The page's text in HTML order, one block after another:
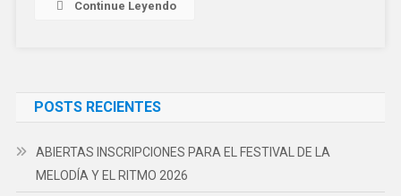
DE
Continue Leyendo
POSTS RECIENTES
ABIERTAS INSCRIPCIONES PARA EL FESTIVAL DE LA
MELODÍA Y EL RITMO 2026